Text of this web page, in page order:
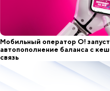
Мобильный оператор О!
автопополнение баланса с
связь